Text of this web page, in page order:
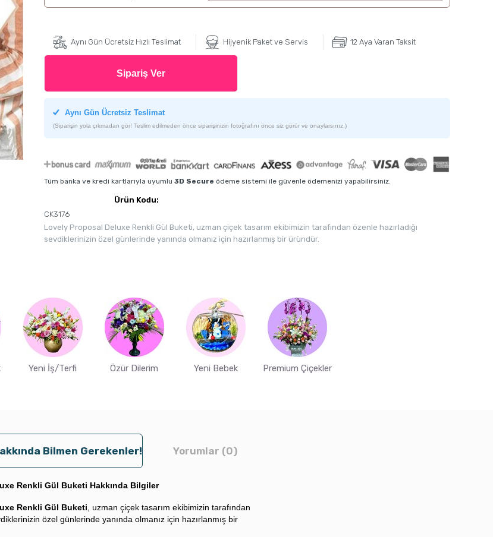
Aynı Gün Ücretsiz Hızlı Teslimat Hijyenik Paket ve Servis 12 Aya Varan Taksit
Sipariş Ver
Aynı Gün Ücretsiz Teslimat
(Siparişin yola çıkmadan gör! Teslim edilmeden önce siparişinizin fotoğrafını önce siz görür ve onaylarsınız.)
Tüm banka ve kredi kartlarıyla uyumlu 3D Secure ödeme sistemi ile güvenle ödemenizi yapabilirsiniz.
Ürün Kodu:
CK3176
Lovely Proposal Deluxe Renkli Gül Buketi, uzman çiçek tasarım ekibimizin tarafından özenle hazırladığı
sevdiklerinizin özel günlerinde yanında olmanız için hazırlanmış bir üründür.
Yeni İş/Terfi Özür Dilerim Yeni Bebek Premium Çiçekler
Bilmen Gerekenler! Yorumlar (0)
Renkli Gül Buketi Hakkında Bilgiler
Renkli Gül Buketi, uzman çiçek tasarım ekibimizin tarafından
özel günlerinde yanında olmanız için hazırlanmış bir